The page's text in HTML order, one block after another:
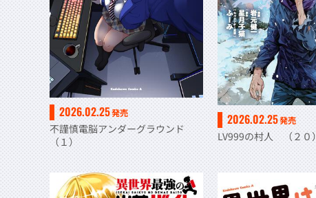
2026.02.25発売
不謹慎電脳アンダーグラウンド
（１）
2026.02.25発売
LV999の村人 （２０）